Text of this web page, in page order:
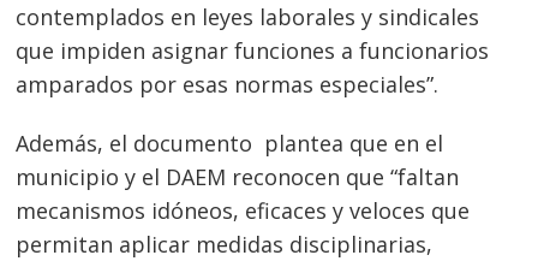
contemplados en leyes laborales y sindicales
que impiden asignar funciones a funcionarios
amparados por esas normas especiales”.
Además, el documento plantea que en el
municipio y el DAEM reconocen que “faltan
mecanismos idóneos, eficaces y veloces que
permitan aplicar medidas disciplinarias,